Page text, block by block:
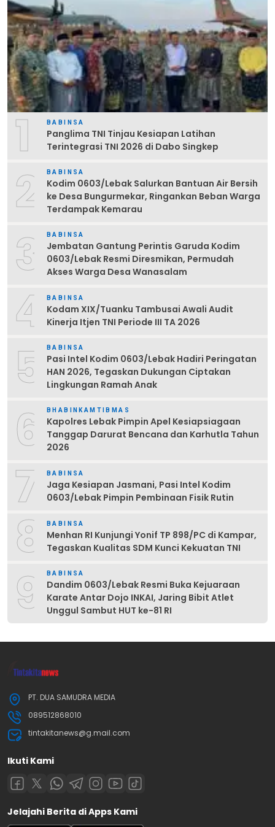
1 BABINSA
Panglima TNI Tinjau Kesiapan Latihan
Terintegrasi TNI 2026 di Dabo Singkep
2 BABINSA
Kodim 0603/Lebak Salurkan Bantuan Air Bersih
ke Desa Bungurmekar, Ringankan Beban Warga
Terdampak Kemarau
3 BABINSA
Jembatan Gantung Perintis Garuda Kodim
0603/Lebak Resmi Diresmikan, Permudah
Akses Warga Desa Wanasalam
4 BABINSA
Kodam XIX/Tuanku Tambusai Awali Audit
Kinerja Itjen TNI Periode III TA 2026
5 BABINSA
Pasi Intel Kodim 0603/Lebak Hadiri Peringatan
HAN 2026, Tegaskan Dukungan Ciptakan
Lingkungan Ramah Anak
6 BHABINKAMTIBMAS
Kapolres Lebak Pimpin Apel Kesiapsiagaan
Tanggap Darurat Bencana dan Karhutla Tahun
2026
7 BABINSA
Jaga Kesiapan Jasmani, Pasi Intel Kodim
0603/Lebak Pimpin Pembinaan Fisik Rutin
8 BABINSA
Menhan RI Kunjungi Yonif TP 898/PC di Kampar,
Tegaskan Kualitas SDM Kunci Kekuatan TNI
9 BABINSA
Dandim 0603/Lebak Resmi Buka Kejuaraan
Karate Antar Dojo INKAI, Jaring Bibit Atlet
Unggul Sambut HUT ke-81 RI
PT. DUA SAMUDRA MEDIA
089512868010
tintakitanews@g.mail.com
Ikuti Kami
Jelajahi Berita di Apps Kami